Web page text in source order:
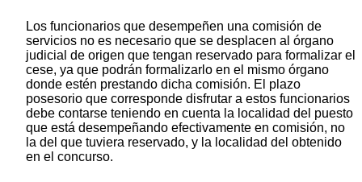
Los funcionarios que desempeñen una comisión de
servicios no es necesario que se desplacen al órgano
judicial de origen que tengan reservado para formalizar el
cese, ya que podrán formalizarlo en el mismo órgano
donde estén prestando dicha comisión. El plazo
posesorio que corresponde disfrutar a estos funcionarios
debe contarse teniendo en cuenta la localidad del puesto
que está desempeñando efectivamente en comisión, no
la del que tuviera reservado, y la localidad del obtenido
en el concurso.